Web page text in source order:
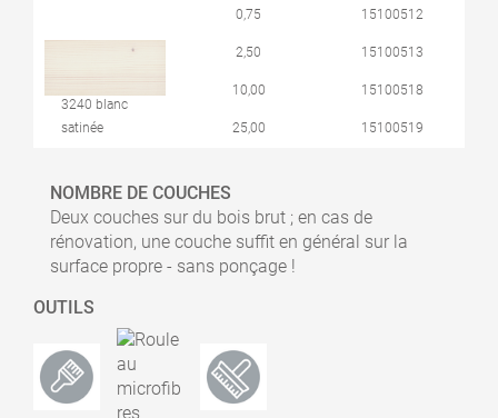
3240 blanc
satinée
0,75 15100512
2,50 15100513
10,00 15100518
25,00 15100519
NOMBRE DE COUCHES
Deux couches sur du bois brut ; en cas de
rénovation, une couche suffit en général sur la
surface propre - sans ponçage !
OUTILS